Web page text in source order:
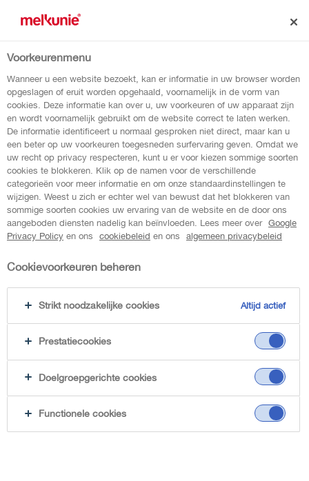
terug naar overzicht
DRINKYOGHURT
MANGO BANAAN
Breaker lekker uit met Breaker Drinkyoghurt
Mango Banaan. Het lekkerste van yoghurt én
fruit zoals je gewend bent van Breaker.
Voorkeurenmenu
Wanneer u een website bezoekt, kan er informatie in uw browser worden
opgeslagen of eruit worden opgehaald, voornamelijk in de vorm van
cookies. Deze informatie kan over u, uw voorkeuren of uw apparaat zijn
en wordt voornamelijk gebruikt om de website correct te laten werken.
De informatie identificeert u normaal gesproken niet direct, maar kan u
een beter op uw voorkeuren toegesneden surfervaring geven. Omdat we
uw recht op privacy respecteren, kunt u er voor kiezen sommige soorten
cookies te blokkeren. Klik op de namen voor de verschillende
categorieën voor meer informatie en om onze standaardinstellingen te
wijzigen. Weest u zich er echter wel van bewust dat het blokkeren van
sommige soorten cookies uw ervaring van de website en de door ons
aangeboden diensten nadelig kan beïnvloeden. Lees meer over Google
Privacy Policy en ons cookiebeleid en ons algemeen privacybeleid
Cookievoorkeuren beheren
Strikt noodzakelijke cookies Altijd actief
Prestatiecookies
Doelgroepgerichte cookies
Functionele cookies